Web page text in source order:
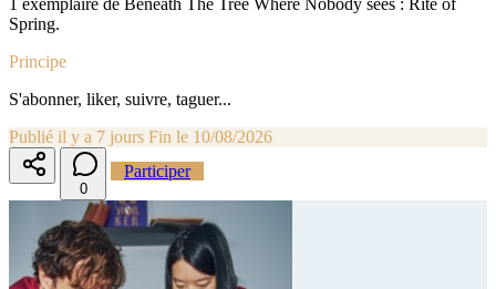
Spring.
Principe
S'abonner, liker, suivre, taguer...
Publié il y a 7 jours Fin le 10/08/2026
0
Participer